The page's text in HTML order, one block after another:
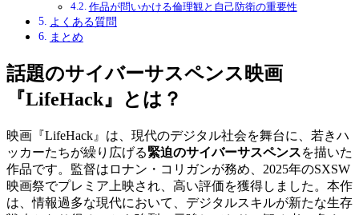
作品が問いかける倫理観と自己防衛の重要性
よくある質問
まとめ
話題のサイバーサスペンス映画
『LifeHack』とは？
映画『LifeHack』は、現代のデジタル社会を舞台に、若きハ
ッカーたちが繰り広げる緊迫のサイバーサスペンスを描いた
作品です。監督はロナン・コリガンが務め、2025年のSXSW
映画祭でプレミア上映され、高い評価を獲得しました。本作
は、情報過多な現代において、デジタルスキルが新たな生存